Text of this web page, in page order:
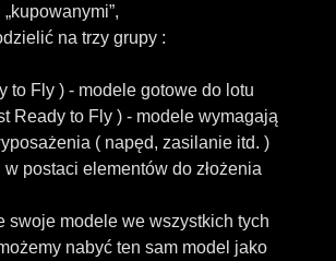
na trzy grupy :
to Fly ) - modele gotowe do lotu
Ready to Fly ) - modele wymagają
( napęd, zasilanie itd. )
postaci elementów do złożenia
swoje modele we wszystkich tych
nabyć ten sam model jako